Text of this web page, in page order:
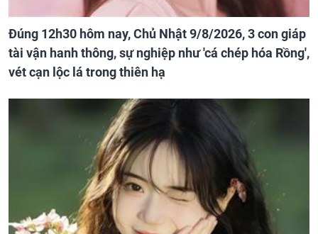
Đúng 12h30 hôm nay, Chủ Nhật 9/8/2026, 3 con giáp
tài vận hanh thông, sự nghiệp như 'cá chép hóa Rồng',
vét cạn lộc lá trong thiên hạ